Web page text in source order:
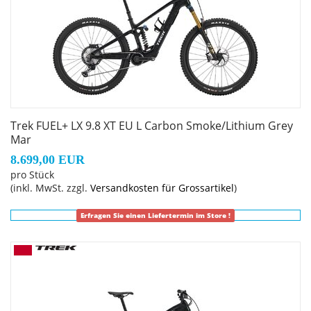
Leitungsverlegung, austauschbare
Aluminiumumlenkhebel, austauschbare untere
Dämpferaufnahme, Unterrohrschutz, Shuttle-Protektor,
ABP, UDH, Boost148, anpassbarer
Rahmengröße: XL
Rahmenmaterial: Carbon
Gangschaltung: Shimano XT M8100, langer Käfig
Kolben-Scheibenbremse // Shimano XT M8220
Trek FUEL+ LX 9.8 XT EU L Carbon Smoke/Lithium Grey
Mar
8.699,00 EUR
pro Stück
(inkl. MwSt. zzgl. Versandkosten für Grossartikel)
Erfragen Sie einen Liefertermin im Store !